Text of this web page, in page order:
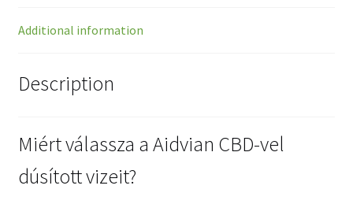
Additional information
Description
Miért válassza a Aidvian CBD-vel
dúsított vizeit?